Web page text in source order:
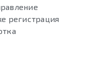
регистрация